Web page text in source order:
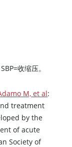
收缩压。
M, et al:
treatment
by the
of acute
Society of